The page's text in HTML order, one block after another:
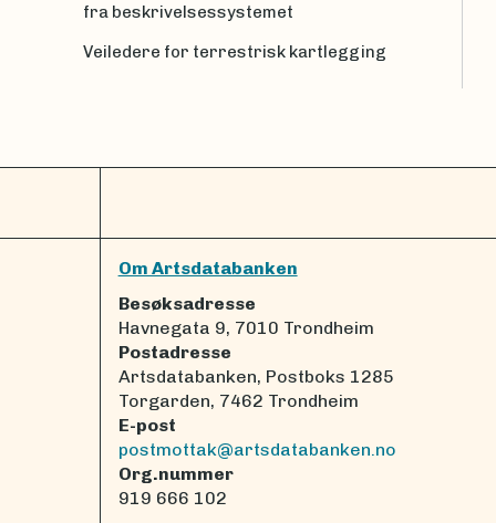
fra beskrivelsessystemet
Veiledere for terrestrisk kartlegging
Om Artsdatabanken
Besøksadresse
Havnegata 9, 7010 Trondheim
Postadresse
Artsdatabanken, Postboks 1285
Torgarden, 7462 Trondheim
E-post
postmottak@artsdatabanken.no
Org.nummer
919 666 102